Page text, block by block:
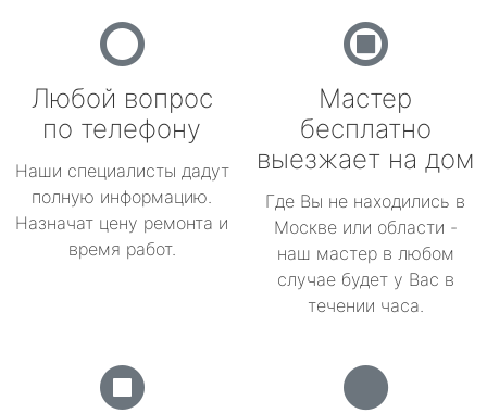
Любой вопрос
по телефону
Наши специалисты дадут
полную информацию.
Назначат цену ремонта и
время работ.
Мастер
бесплатно
выезжает на дом
Где Вы не находились в
Москве или области -
наш мастер в любом
случае будет у Вас в
течении часа.